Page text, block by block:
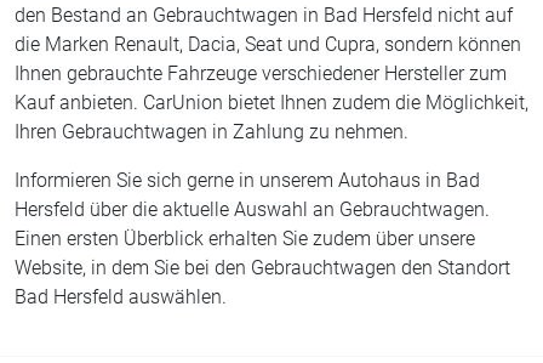
den Bestand an Gebrauchtwagen in Bad Hersfeld nicht auf
die Marken Renault, Dacia, Seat und Cupra, sondern können
Ihnen gebrauchte Fahrzeuge verschiedener Hersteller zum
Kauf anbieten. CarUnion bietet Ihnen zudem die Möglichkeit,
Ihren Gebrauchtwagen in Zahlung zu nehmen.
Informieren Sie sich gerne in unserem Autohaus in Bad
Hersfeld über die aktuelle Auswahl an Gebrauchtwagen.
Einen ersten Überblick erhalten Sie zudem über unsere
Website, in dem Sie bei den Gebrauchtwagen den Standort
Bad Hersfeld auswählen.